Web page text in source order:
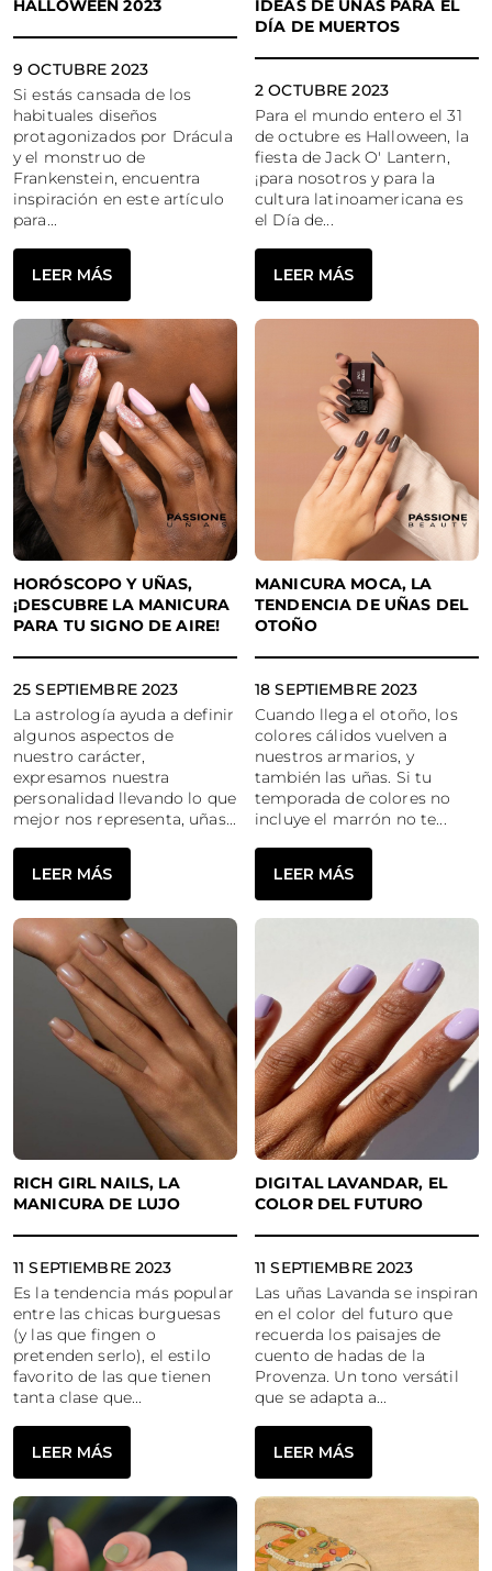
HALLOWEEN 2023
9 OCTUBRE 2023
Si estás cansada de los
habituales diseños
protagonizados por Drácula
y el monstruo de
Frankenstein, encuentra
inspiración en este artículo
para...
LEER MÁS
IDEAS DE UÑAS PARA EL
DÍA DE MUERTOS
2 OCTUBRE 2023
Para el mundo entero el 31
de octubre es Halloween, la
fiesta de Jack O' Lantern,
¡para nosotros y para la
cultura latinoamericana es
el Día de...
LEER MÁS
HORÓSCOPO Y UÑAS,
¡DESCUBRE LA MANICURA
PARA TU SIGNO DE AIRE!
25 SEPTIEMBRE 2023
La astrología ayuda a definir
algunos aspectos de
nuestro carácter,
expresamos nuestra
personalidad llevando lo que
mejor nos representa, uñas...
LEER MÁS
MANICURA MOCA, LA
TENDENCIA DE UÑAS DEL
OTOÑO
18 SEPTIEMBRE 2023
Cuando llega el otoño, los
colores cálidos vuelven a
nuestros armarios, y
también las uñas. Si tu
temporada de colores no
incluye el marrón no te...
LEER MÁS
RICH GIRL NAILS, LA
MANICURA DE LUJO
11 SEPTIEMBRE 2023
Es la tendencia más popular
entre las chicas burguesas
(y las que fingen o
pretenden serlo), el estilo
favorito de las que tienen
tanta clase que...
LEER MÁS
DIGITAL LAVANDAR, EL
COLOR DEL FUTURO
11 SEPTIEMBRE 2023
Las uñas Lavanda se inspiran
en el color del futuro que
recuerda los paisajes de
cuento de hadas de la
Provenza. Un tono versátil
que se adapta a...
LEER MÁS